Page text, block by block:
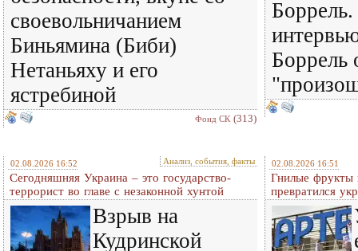
своевольничанием
Биньямина (Биби)
Нетаньяху и его
ястребиной
Фонд СК (313)
Боррель
02.08.2026 16:52 Анализ, события, факты
Сегодняшняя Украина – это государство-
террорист во главе с незаконной хунтой
Взрыв на
Кудринской
02.08.2026 16:51
Гнилые фрукты
превратился